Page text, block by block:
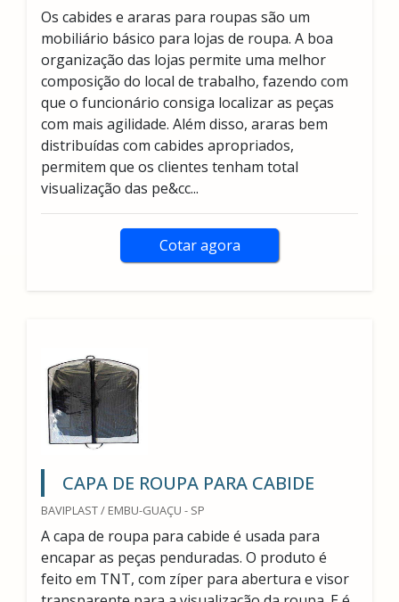
Os cabides e araras para roupas são um
mobiliário básico para lojas de roupa. A boa
organização das lojas permite uma melhor
composição do local de trabalho, fazendo com
que o funcionário consiga localizar as peças
com mais agilidade. Além disso, araras bem
distribuídas com cabides apropriados,
permitem que os clientes tenham total
visualização das pe&cc...
Cotar agora
CAPA DE ROUPA PARA CABIDE
BAVIPLAST / EMBU-GUAÇU - SP
A capa de roupa para cabide é usada para
encapar as peças penduradas. O produto é
feito em TNT, com zíper para abertura e visor